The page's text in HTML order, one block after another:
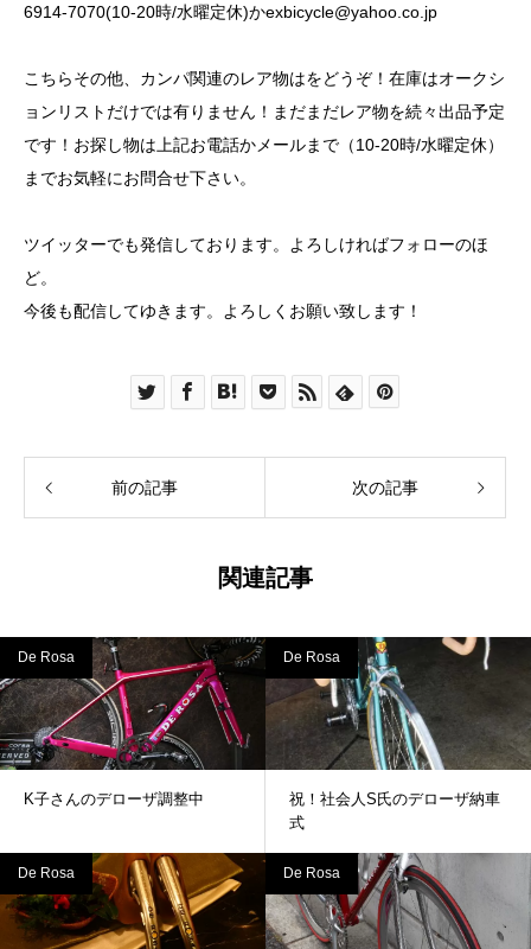
6914-7070(10-20時/水曜定休)かexbicycle@yahoo.co.jp
こちらその他、カンパ関連のレア物はをどうぞ！在庫はオークシ
ョンリストだけでは有りません！まだまだレア物を続々出品予定
です！お探し物は上記お電話かメールまで（10-20時/水曜定休）
までお気軽にお問合せ下さい。
ツイッターでも発信しております。よろしければフォローのほ
ど。
今後も配信してゆきます。よろしくお願い致します！
前の記事 次の記事
関連記事
De Rosa
K子さんのデローザ調整中
De Rosa
祝！社会人S氏のデローザ納車
式
De Rosa De Rosa